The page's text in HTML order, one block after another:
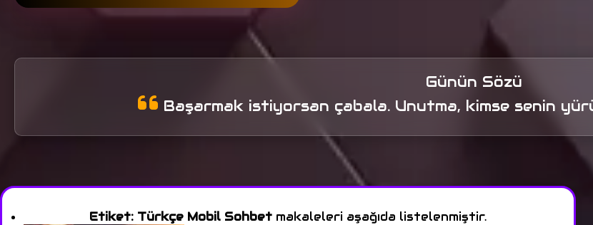
Günün Sözü
Başarmak istiyorsan çabala. Unutma, kimse senin
Etiket: Türkçe Mobil Sohbet makaleleri aşağıda listelenmiştir.